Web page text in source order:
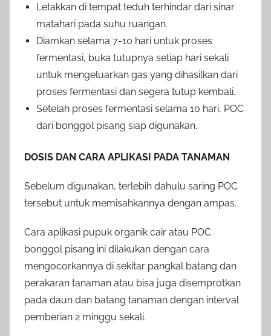
Letakkan di tempat teduh terhindar dari sinar
matahari pada suhu ruangan.
Diamkan selama 7-10 hari untuk proses
fermentasi, buka tutupnya setiap hari sekali
untuk mengeluarkan gas yang dihasilkan dari
proses fermentasi dan segera tutup kembali.
Setelah proses fermentasi selama 10 hari, POC
dari bonggol pisang siap digunakan.
DOSIS DAN CARA APLIKASI PADA TANAMAN
Sebelum digunakan, terlebih dahulu saring POC
tersebut untuk memisahkannya dengan ampas.
Cara aplikasi pupuk organik cair atau POC
bonggol pisang ini dilakukan dengan cara
mengocorkannya di sekitar pangkal batang dan
perakaran tanaman atau bisa juga disemprotkan
pada daun dan batang tanaman dengan interval
pemberian 2 minggu sekali.